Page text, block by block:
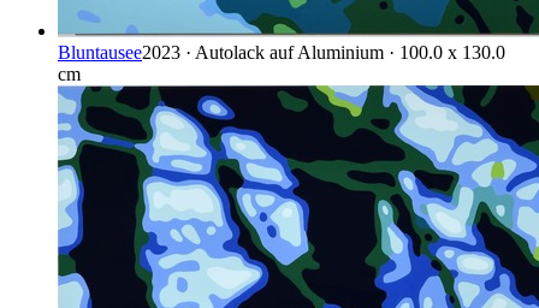
Bluntausee2023 · Autolack auf Aluminium · 100.0 x 130.0
cm